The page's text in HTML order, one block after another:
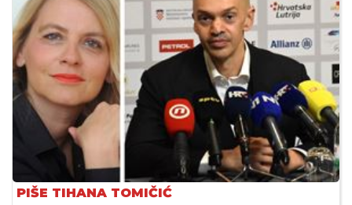
PIŠE TIHANA TOMIČIĆ